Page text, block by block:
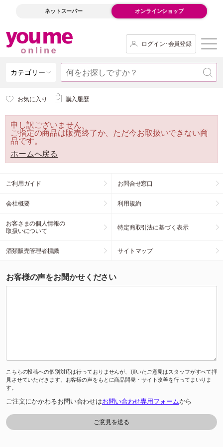
ネットスーパー オンラインショップ
ログイン･会員登録
カテゴリー
お気に入り 購入履歴
申し訳ございません。
ご指定の商品は販売終了か、ただ今お取扱いできない商
品です。
ホームへ戻る
ご利用ガイド お問合せ窓口
会社概要 利用規約
お客さまの個人情報の
取扱いについて
特定商取引法に基づく表示
酒類販売管理者標識 サイトマップ
お客様の声をお聞かせください
こちらの投稿への個別対応は行っておりませんが、頂いたご意見はスタッフがすべて拝
見させていただきます。お客様の声をもとに商品開発・サイト改善を行ってまいりま
す。
ご注文にかかわるお問い合わせはお問い合わせ専用フォームから